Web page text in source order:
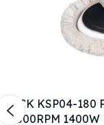
DCK KSP04-180
3800RPM